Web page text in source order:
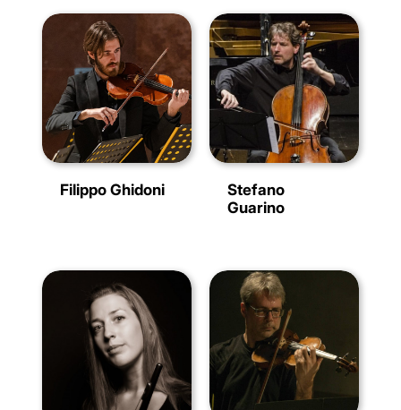
Filippo Ghidoni
Stefano
Guarino